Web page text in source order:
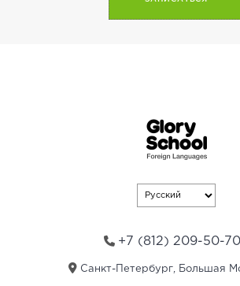
+7 (812) 209-50-70
Санкт-Петербург, Большая